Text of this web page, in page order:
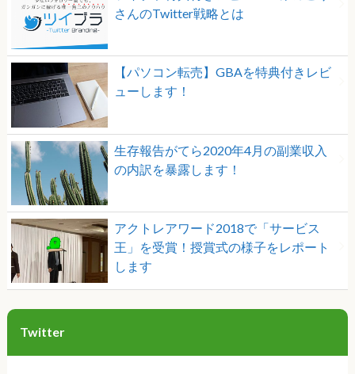
さんのTwitter戦略とは
【パソコン転売】GBAを特典付きレビ
ューします！
生存報告がてら2020年4月の副業収入
の内訳を暴露します！
アクトレアワード2018で「サービス
王」を受賞！授賞式の様子をレポート
します
Twitter